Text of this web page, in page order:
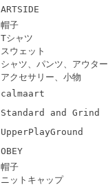
ARTSIDE
帽子
Tシャツ
スウェット
シャツ、パンツ、アウター
アクセサリー、小物
calmaart
Standard and Grind
UpperPlayGround
OBEY
帽子
ニットキャップ